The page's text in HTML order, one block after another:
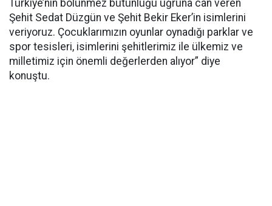
Türkiye’nin bölünmez bütünlüğü uğruna can veren
Şehit Sedat Düzgün ve Şehit Bekir Eker’in isimlerini
veriyoruz. Çocuklarımızın oyunlar oynadığı parklar ve
spor tesisleri, isimlerini şehitlerimiz ile ülkemiz ve
milletimiz için önemli değerlerden alıyor” diye
konuştu.